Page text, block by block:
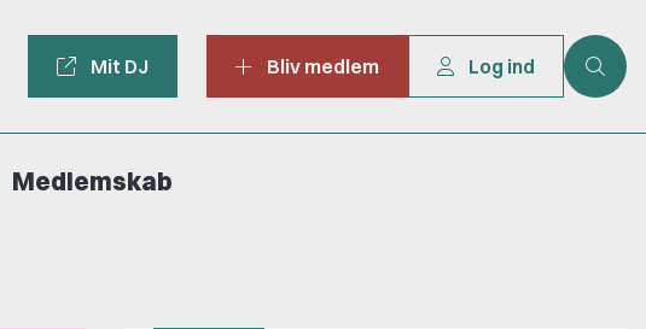
Mit DJ Bliv medlem Log ind
Medlemskab